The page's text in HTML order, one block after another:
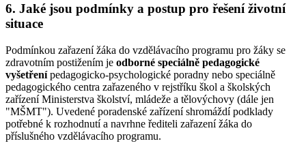
6. Jaké jsou podmínky a postup pro řešení životní
situace
Podmínkou zařazení žáka do vzdělávacího programu pro žáky se
zdravotním postižením je odborné speciálně pedagogické
vyšetřenípedagogicko-psychologické poradny nebo speciálně
pedagogického centra zařazeného v rejstříku škol a školských
zařízení Ministerstva školství, mládeže a tělovýchovy (dále jen
"MŠMT"). Uvedené poradenské zařízení shromáždí podklady
potřebné k rozhodnutí a navrhne řediteli zařazení žáka do
příslušného vzdělávacího programu.